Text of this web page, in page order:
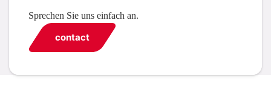
Sprechen Sie uns einfach an.
contact